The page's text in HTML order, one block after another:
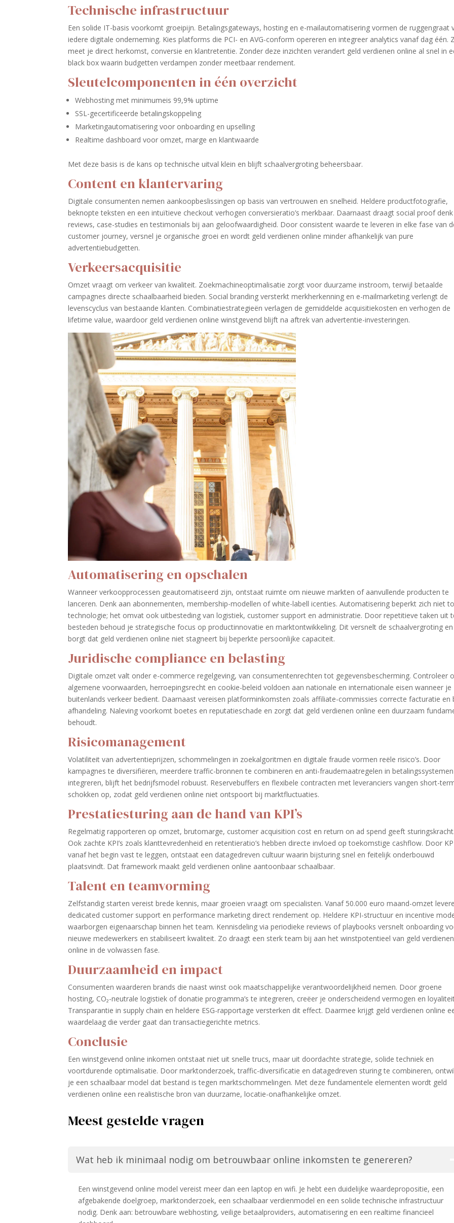
Technische infrastructuur
Een solide IT-basis voorkomt groeipijn. Betalingsgateways, hosting en e-mailautomatisering vormen de ruggengraat
iedere digitale onderneming. Kies platforms die PCI- en AVG-conform opereren en integreer analytics vanaf dag één.
meet je direct herkomst, conversie en klantretentie. Zonder deze inzichten verandert geld verdienen online al snel in
black box waarin budgetten verdampen zonder meetbaar rendement.
Sleutelcomponenten in één overzicht
Webhosting met minimumeis 99,9% uptime
SSL-gecertificeerde betalingskoppeling
Marketingautomatisering voor onboarding en upselling
Realtime dashboard voor omzet, marge en klantwaarde
Met deze basis is de kans op technische uitval klein en blijft schaalvergroting beheersbaar.
Content en klantervaring
Digitale consumenten nemen aankoopbeslissingen op basis van vertrouwen en snelheid. Heldere productfotografie,
beknopte teksten en een intuïtieve checkout verhogen conversieratio’s merkbaar. Daarnaast draagt social proof
reviews, case-studies en testimonials bij aan geloofwaardigheid. Door consistent waarde te leveren in elke fase van
customer journey, versnel je organische groei en wordt geld verdienen online minder afhankelijk van pure
advertentiebudgetten.
Verkeersacquisitie
Omzet vraagt om verkeer van kwaliteit. Zoekmachineoptimalisatie zorgt voor duurzame instroom, terwijl betaalde
campagnes directe schaalbaarheid bieden. Social branding versterkt merkherkenning en e-mailmarketing verlengt de
levenscyclus van bestaande klanten. Combinatiestrategieën verlagen de gemiddelde acquisitiekosten en verhogen de
lifetime value, waardoor geld verdienen online winstgevend blijft na aftrek van advertentie-investeringen.
Automatisering en opschalen
Wanneer verkoopprocessen geautomatiseerd zijn, ontstaat ruimte om nieuwe markten of aanvullende producten te
lanceren. Denk aan abonnementen, membership-modellen of white-labell icenties. Automatisering beperkt zich niet
technologie; het omvat ook uitbesteding van logistiek, customer support en administratie. Door repetitieve taken uit
besteden behoud je strategische focus op productinnovatie en marktontwikkeling. Dit versnelt de schaalvergroting en
borgt dat geld verdienen online niet stagneert bij beperkte persoonlijke capaciteit.
Juridische compliance en belasting
Digitale omzet valt onder e-commerce regelgeving, van consumentenrechten tot gegevensbescherming. Controleer
algemene voorwaarden, herroepingsrecht en cookie-beleid voldoen aan nationale en internationale eisen wanneer je
buitenlands verkeer bedient. Daarnaast vereisen platforminkomsten zoals affiliate-commissies correcte facturatie en
afhandeling. Naleving voorkomt boetes en reputatieschade en zorgt dat geld verdienen online een duurzaam
behoudt.
Risicomanagement
Volatiliteit van advertentieprijzen, schommelingen in zoekalgoritmen en digitale fraude vormen reële risico’s. Door
kampagnes te diversifiëren, meerdere traffic-bronnen te combineren en anti-fraudemaatregelen in
integreren, blijft het bedrijfsmodel robuust. Reservebuffers en flexibele contracten met leveranciers vangen short-
schokken op, zodat geld verdienen online niet ontspoort bij marktfluctuaties.
Prestatiesturing aan de hand van KPI’s
Regelmatig rapporteren op omzet, brutomarge, customer acquisition cost en return on ad spend geeft sturingskracht.
Ook zachte KPI’s zoals klanttevredenheid en retentieratio’s hebben directe invloed op toekomstige cashflow. Door
vanaf het begin vast te leggen, ontstaat een datagedreven cultuur waarin bijsturing snel en feitelijk onderbouwd
plaatsvindt. Dat framework maakt geld verdienen online aantoonbaar schaalbaar.
Talent en teamvorming
Zelfstandig starten vereist brede kennis, maar groeien vraagt om specialisten. Vanaf 50.000 euro maand-omzet
dedicated customer support en performance marketing direct rendement op. Heldere KPI-structuur en incentive
waarborgen eigenaarschap binnen het team. Kennisdeling via periodieke reviews of playbooks versnelt onboarding
nieuwe medewerkers en stabiliseert kwaliteit. Zo draagt een sterk team bij aan het winstpotentieel van geld verdienen
online in de volwassen fase.
Duurzaamheid en impact
Consumenten waarderen brands die naast winst ook maatschappelijke verantwoordelijkheid nemen. Door groene
hosting, CO₂-neutrale logistiek of donatie programma’s te integreren, creëer je onderscheidend vermogen en
Transparantie in supply chain en heldere ESG-rapportage versterken dit effect. Daarmee krijgt geld verdienen online
waardelaag die verder gaat dan transactiegerichte metrics.
Conclusie
Een winstgevend online inkomen ontstaat niet uit snelle trucs, maar uit doordachte strategie, solide techniek en
voortdurende optimalisatie. Door marktonderzoek, traffic-diversificatie en datagedreven sturing te combineren,
je een schaalbaar model dat bestand is tegen marktschommelingen. Met deze fundamentele elementen wordt geld
verdienen online een realistische bron van duurzame, locatie-onafhankelijke omzet.
Meest gestelde vragen
Wat heb ik minimaal nodig om betrouwbaar online inkomsten te genereren?
Een winstgevend online model vereist meer dan een laptop en wifi. Je hebt een duidelijke waardepropositie, een
afgebakende doelgroep, marktonderzoek, een schaalbaar verdienmodel en een solide technische infrastructuur
nodig. Denk aan: betrouwbare webhosting, veilige betaalproviders, automatisering en een realtime financieel